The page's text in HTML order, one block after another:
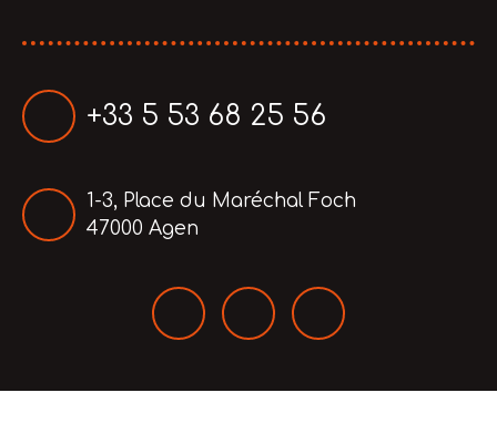
+33 5 53 68 25 56
1-3, Place du Maréchal Foch
47000 Agen